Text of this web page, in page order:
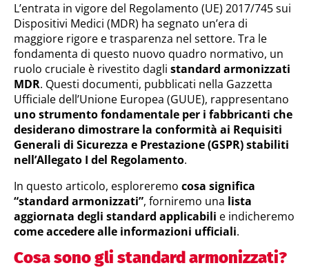
L’entrata in vigore del Regolamento (UE) 2017/745 sui
Dispositivi Medici (MDR) ha segnato un’era di
maggiore rigore e trasparenza nel settore. Tra le
fondamenta di questo nuovo quadro normativo, un
ruolo cruciale è rivestito dagli standard armonizzati
MDR. Questi documenti, pubblicati nella Gazzetta
Ufficiale dell’Unione Europea (GUUE), rappresentano
uno strumento fondamentale per i fabbricanti che
desiderano dimostrare la conformità ai Requisiti
Generali di Sicurezza e Prestazione (GSPR) stabiliti
nell’Allegato I del Regolamento.
In questo articolo, esploreremo cosa significa
“standard armonizzati”, forniremo una lista
aggiornata degli standard applicabili e indicheremo
come accedere alle informazioni ufficiali.
Cosa sono gli standard armonizzati?